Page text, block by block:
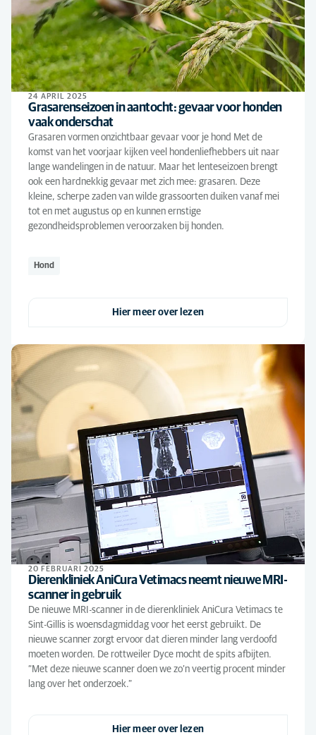
24 APRIL 2025
Grasarenseizoen in aantocht: gevaar voor honden
vaak onderschat
Grasaren vormen onzichtbaar gevaar voor je hond Met de
komst van het voorjaar kijken veel hondenliefhebbers uit naar
lange wandelingen in de natuur. Maar het lenteseizoen brengt
ook een hardnekkig gevaar met zich mee: grasaren. Deze
kleine, scherpe zaden van wilde grassoorten duiken vanaf mei
tot en met augustus op en kunnen ernstige
gezondheidsproblemen veroorzaken bij honden.
Hond
Hier meer over lezen
20 FEBRUARI 2025
Dierenkliniek AniCura Vetimacs neemt nieuwe MRI-
scanner in gebruik
De nieuwe MRI-scanner in de dierenkliniek AniCura Vetimacs te
Sint-Gillis is woensdagmiddag voor het eerst gebruikt. De
nieuwe scanner zorgt ervoor dat dieren minder lang verdoofd
moeten worden. De rottweiler Dyce mocht de spits afbijten.
“Met deze nieuwe scanner doen we zo’n veertig procent minder
lang over het onderzoek.”
Hier meer over lezen